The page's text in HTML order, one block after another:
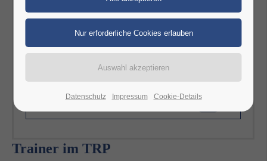
interpersonelle Gewalt) zusätzlich
zu erbringen.
Ohne diesen Nachweis können Lizenzen nicht verlängert
werden.
Beauftragte für das Lizenzwesen
Trainer im TRP
Datenschutz Impressum Cookie-Details